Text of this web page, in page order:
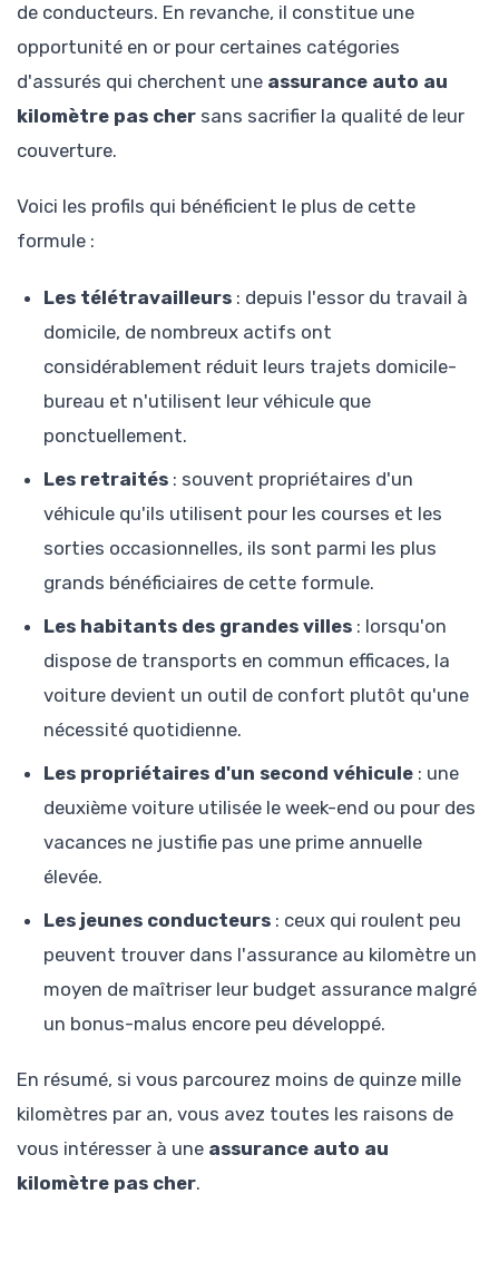
de conducteurs. En revanche, il constitue une
opportunité en or pour certaines catégories
d'assurés qui cherchent une assurance auto au
kilomètre pas cher sans sacrifier la qualité de leur
couverture.
Voici les profils qui bénéficient le plus de cette
formule :
Les télétravailleurs : depuis l'essor du travail à
domicile, de nombreux actifs ont
considérablement réduit leurs trajets domicile-
bureau et n'utilisent leur véhicule que
ponctuellement.
Les retraités : souvent propriétaires d'un
véhicule qu'ils utilisent pour les courses et les
sorties occasionnelles, ils sont parmi les plus
grands bénéficiaires de cette formule.
Les habitants des grandes villes : lorsqu'on
dispose de transports en commun efficaces, la
voiture devient un outil de confort plutôt qu'une
nécessité quotidienne.
Les propriétaires d'un second véhicule : une
deuxième voiture utilisée le week-end ou pour des
vacances ne justifie pas une prime annuelle
élevée.
Les jeunes conducteurs : ceux qui roulent peu
peuvent trouver dans l'assurance au kilomètre un
moyen de maîtriser leur budget assurance malgré
un bonus-malus encore peu développé.
En résumé, si vous parcourez moins de quinze mille
kilomètres par an, vous avez toutes les raisons de
vous intéresser à une assurance auto au
kilomètre pas cher.